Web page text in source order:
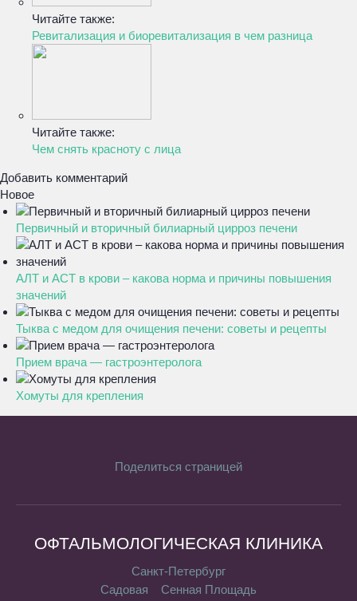
Читайте также:
Ревитализация и биоревитализация в чем разница
Читайте также:
Чем снять красноту с лица
Добавить комментарий
Новое
Первичный и вторичный билиарный цирроз печени
АЛТ и АСТ в крови – какова норма и причины повышения
значений
Тыква с медом для очищения печени: советы и рецепты
Прием врача — гастроэнтеролога
Хомуты для крепления
Поделиться страницей
ОФТАЛЬМОЛОГИЧЕСКАЯ КЛИНИКА
Санкт-Петербург
Садовая
Сенная Площадь